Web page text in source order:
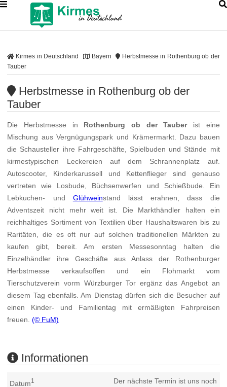
Kirmes in Deutschland Bayern
Herbstmesse in Rothenburg ob der
Tauber
Herbstmesse in Rothenburg ob der
Tauber
Die Herbstmesse in Rothenburg ob der Tauberist eine
Mischung aus Vergnügungspark und Krämermarkt. Dazu bauen
die Schausteller ihre Fahrgeschäfte, Spielbuden und Stände mit
kirmestypischen Leckereien auf dem Schrannenplatz auf.
Autoscooter, Kinderkarussell und Kettenflieger sind genauso
vertreten wie Losbude, Büchsenwerfen und Schießbude. Ein
Lebkuchen- und Glühweinstand lässt erahnen, dass die
Adventszeit nicht mehr weit ist. Die Markthändler halten ein
reichhaltiges Sortiment von Textilien über Haushaltswaren bis zu
Raritäten, die es oft nur auf solchen traditionellen Märkten zu
kaufen gibt, bereit. Am ersten Messesonntag halten die
Einzelhändler ihre Geschäfte aus Anlass der Rothenburger
Herbstmesse verkaufsoffen und ein Flohmarkt vom
Tierschutzverein vorm Würzburger Tor ergänz das Angebot an
diesem Tag ebenfalls. Am Dienstag dürfen sich die Besucher auf
einen Kinder- und Familientag mit ermäßigten Fahrpreisen
freuen.(© FuM)
Informationen
Datum1
Der nächste Termin ist uns noch